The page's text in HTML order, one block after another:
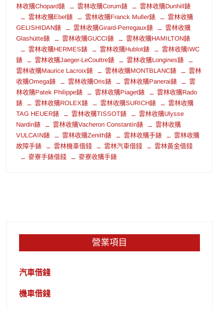
林收購Chopard錶
雲林收購Corum錶
雲林收購Dunhill錶
雲林收購Ebel錶
雲林收購Franck Muller錶
雲林收購
GELISHIDAN錶
雲林收購Girard-Perregaux錶
雲林收購
Glashütte錶
雲林收購GUCCI錶
雲林收購HAMILTON錶
雲林收購HERMES錶
雲林收購Hublot錶
雲林收購IWC
錶
雲林收購Jaeger-LeCoultre錶
雲林收購Longines錶
雲林收購Maurice Lacroix錶
雲林收購MONTBLANC錶
雲林
收購Omega錶
雲林收購Oris錶 雲林收購Panerai錶
雲
林收購Patek Philippe錶
雲林收購Piaget錶
雲林收購Rado
錶
雲林收購ROLEX錶 雲林收購SURICH錶
雲林收購
TAG HEUER錶
雲林收購TISSOT錶
雲林收購Ulysse
Nardin錶
雲林收購Vacheron Constantin錶
雲林收購
VULCAIN錶
雲林收購Zenith錶 雲林收購手錶
雲林收購
故障手錶
雲林機車借錢 雲林汽車借錢
雲林黃金借錢
麥寮手錶借錢
麥寮收購手錶
營業項目
汽車借錢
機車借錢